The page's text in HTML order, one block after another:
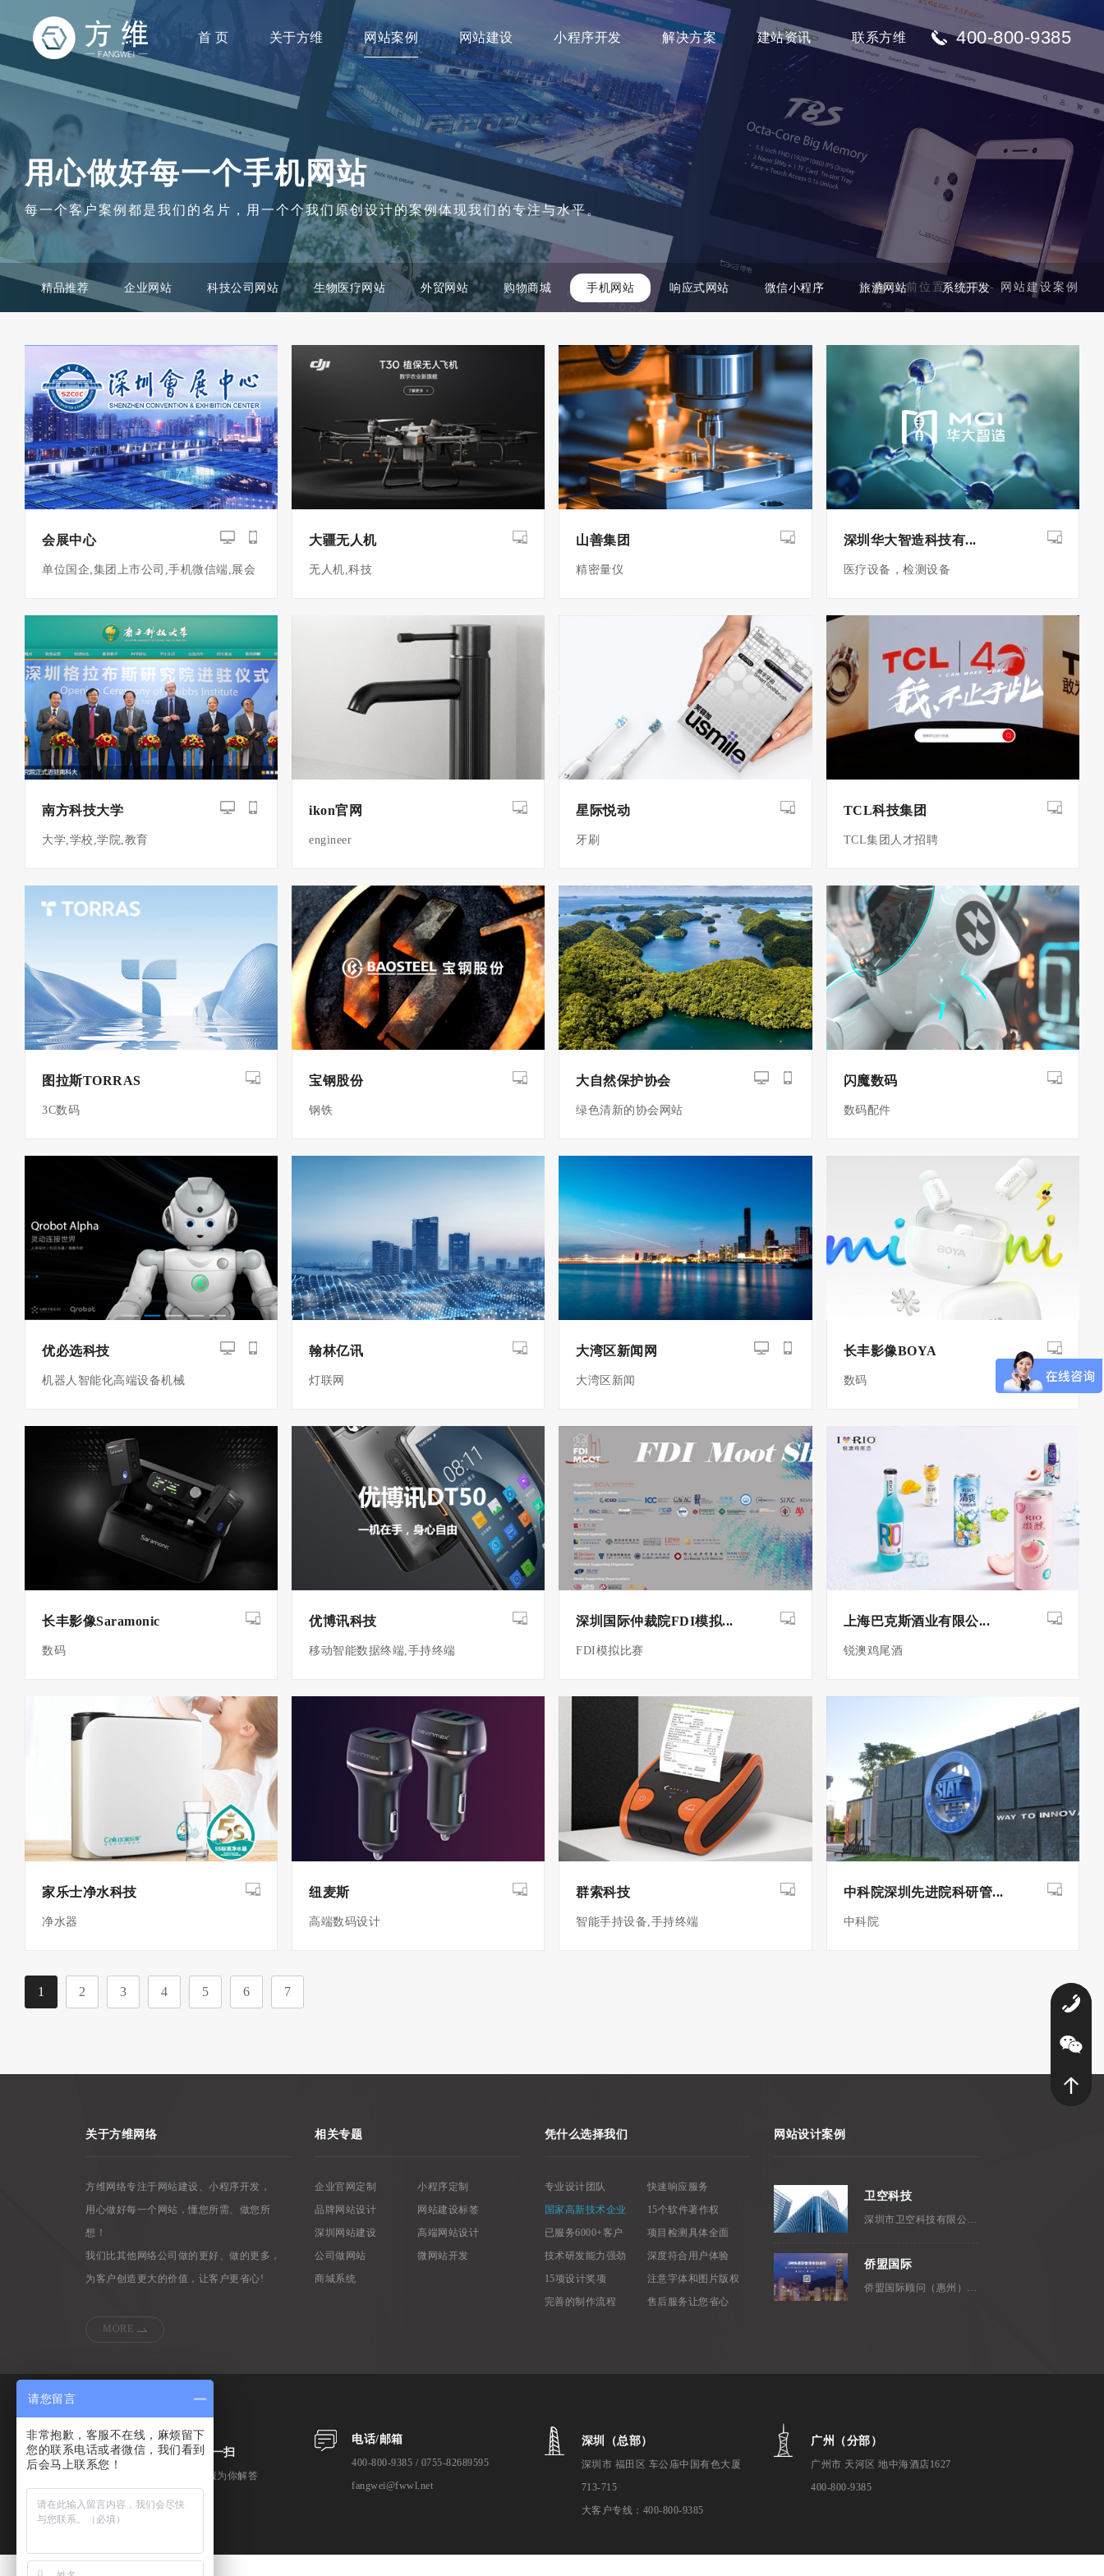
首 页 关于方维 网站案例 网站建设 小程序开发 解决方案 建站资讯 联系方维 400-800-9385
用心做好每一个手机网站
每一个客户案例都是我们的名片，用一个个我们原创设计的案例体现我们的专注与水平。
当前位置：首页- 网站建设案例
精品推荐 企业网站 科技公司网站 生物医疗网站 外贸网站 购物商城 手机网站 响应式网站 微信小程序 旅游网站 系统开发
会展中心
单位国企,集团上市公司,手机微信端,展会
大疆无人机
无人机,科技
山善集团
精密量仪
深圳华大智造科技有...
医疗设备，检测设备
南方科技大学
大学,学校,学院,教育
ikon官网
engineer
星际悦动
牙刷
TCL科技集团
TCL集团人才招聘
图拉斯TORRAS
3C数码
宝钢股份
钢铁
大自然保护协会
绿色清新的协会网站
闪魔数码
数码配件
优必选科技
机器人智能化高端设备机械
翰林亿讯
灯联网
大湾区新闻网
大湾区新闻
长丰影像BOYA
数码
长丰影像Saramonic
数码
优博讯科技
移动智能数据终端,手持终端
深圳国际仲裁院FDI模拟...
FDI模拟比赛
上海巴克斯酒业有限公...
锐澳鸡尾酒
家乐士净水科技
净水器
纽麦斯
高端数码设计
群索科技
智能手持设备,手持终端
中科院深圳先进院科研管...
中科院
1 2 3 4 5 6 7
关于方维网络
方维网络专注于网站建设、小程序开发，
用心做好每一个网站，懂您所需、做您所
想！
我们比其他网络公司做的更好、做的更多，
为客户创造更大的价值，让客户更省心!
MORE
相关专题
企业官网定制
小程序定制
品牌网站设计
网站建设标签
深圳网站建设
高端网站设计
公司做网站
微网站开发
商城系统
凭什么选择我们
专业设计团队
快速响应服务
国家高新技术企业
15个软件著作权
已服务6000+客户
项目检测具体全面
技术研发能力强劲
深度符合用户体验
15项设计奖项
注意字体和图片版权
完善的制作流程
售后服务让您省心
网站设计案例
卫空科技
深圳市卫空科技有限公司，成立...
侨盟国际
侨盟国际顾问（惠州）有限公司是...
微信扫一扫
专业客服为你解答
电话/邮箱
400-800-9385 / 0755-82689595
fangwei@fwwl.net
深圳（总部）
深圳市 福田区 车公庙中国有色大厦
713-715
大客户专线：400-800-9385
广州（分部）
广州市 天河区 地中海酒店1627
400-800-9385
请您留言
非常抱歉，客服不在线，麻烦留下
您的联系电话或者微信，我们看到
后会马上联系您！